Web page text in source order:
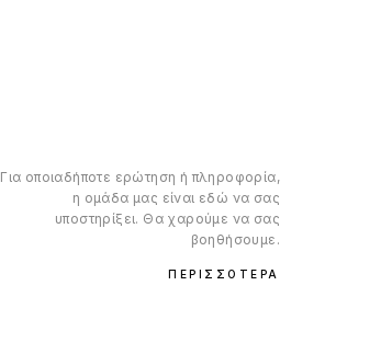
Για οποιαδήποτε ερώτηση ή πληροφορία,
η ομάδα μας είναι εδώ να σας
υποστηρίξει. Θα χαρούμε να σας
βοηθήσουμε.
ΠΕΡΙΣΣΌΤΕΡΑ